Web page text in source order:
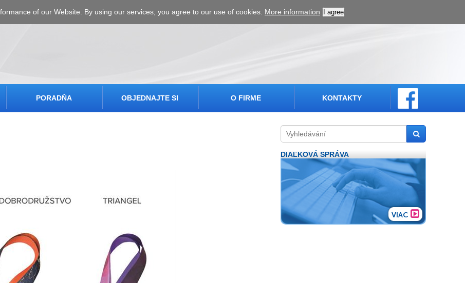
of our Website. By using our services, you agree to our use of cookies. More information I agree
PORADŇA OBJEDNAJTE SI O FIRME KONTAKTY
DIAĽKOVÁ SPRÁVA
VIAC